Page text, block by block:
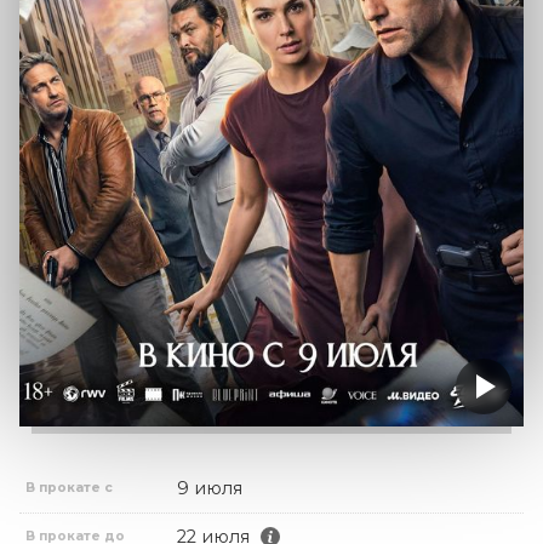
В прокате с 9 июля
В прокате до 22 июля